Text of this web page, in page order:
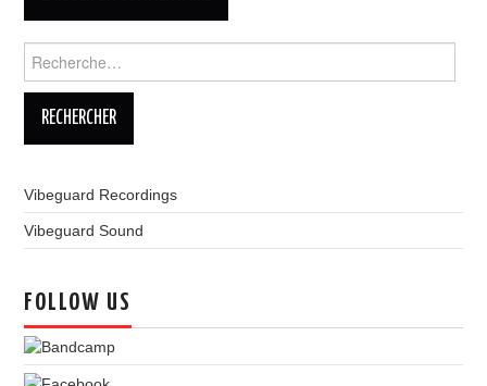
Vibeguard Recordings
Vibeguard Sound
FOLLOW US